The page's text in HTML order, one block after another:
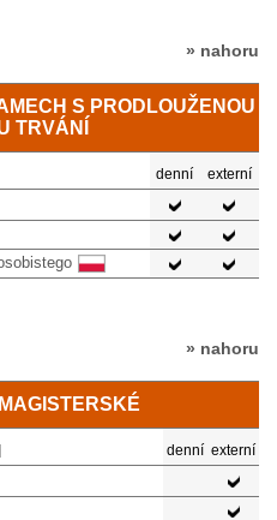
» nahoru
S PRODLOUŽENOU
TRVÁNÍ
denní externí
» nahoru
denní externí